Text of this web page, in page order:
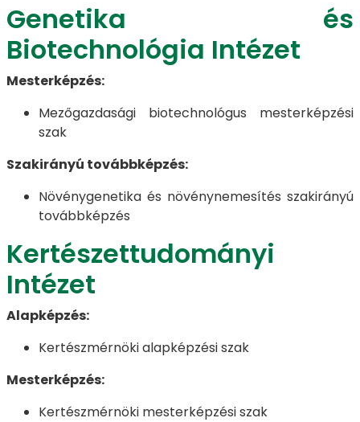
Genetika és
Biotechnológia Intézet
Mesterképzés:
Mezőgazdasági biotechnológus mesterképzési
szak
Szakirányú továbbképzés:
Növénygenetika és növénynemesítés szakirányú
továbbképzés
Kertészettudományi
Intézet
Alapképzés:
Kertészmérnöki alapképzési szak
Mesterképzés:
Kertészmérnöki mesterképzési szak